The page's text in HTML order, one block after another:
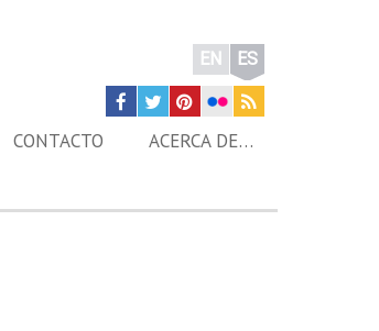
EN ES
CONTACTO ACERCA DE…